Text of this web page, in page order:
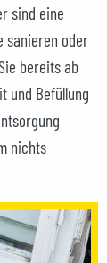
sind eine
sanieren oder
bereits ab
und Befüllung
nichts